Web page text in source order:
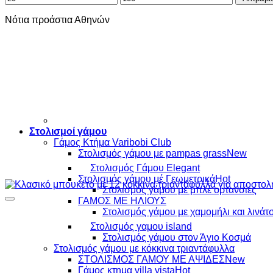
Στολισμοί γάμου
Γάμος Κτήμα Varibobi Club
Στολισμός γάμου με pampas grass
Στολισμός Γάμου Elegant
Στολισμός γάμου μέ Γεωμετρικά
Στολισμός γάμου με μπλέ ορτανσίες
ΓΑΜΟΣ ΜΕ ΗΛΙΟΥΣ
Στολισμός γάμου με χαμομήλι και
Στολισμός γαμου island
Στολισμός γάμου στον Άγιο Κοσμά
Στολισμός γάμου με κόκκινα τριαντάφυλλα
ΣΤΟΛΙΣΜΟΣ ΓΑΜΟΥ ΜΕ ΑΨΙΔΕΣ
Γάμος κτημα villa vista
τιμή
τιμή
Νότια προάστια Αθηνών